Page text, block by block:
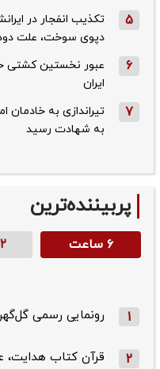
5
تکذیب ‌انفجار در
دپوی سوخت، علت
6
عبور نخستین کشتی
ایران
7
تیراندازی به خادمان
به شهادت رسید
پربیننده‌ترین
۶ ساعت ۱۲
1 رونمایی رسمی
2 قرآن کتاب هدایت،